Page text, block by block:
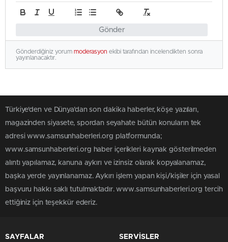
Gönder
Gönderdiğiniz yorum moderasyon ekibi tarafından incelendikten sonra
yayınlanacaktır.
Türkiye'den ve Dünya’dan son dakika haberler, köşe yazıları,
magazinden siyasete, spordan seyahate bütün konuların tek
adresi www.samsunhaberleri.org platformunda;
www.samsunhaberleri.org haber içerikleri kaynak gösterilmeden
alıntı yapılamaz, kanuna aykırı ve izinsiz olarak kopyalanamaz,
başka yerde yayınlanamaz. Aykırı işlem yapan kişi/kişiler için yasal
başvuru hakkı saklı tutulmaktadır. www.samsunhaberleri.org tercih
ettiğiniz için teşekkür ederiz.
SAYFALAR SERVİSLER